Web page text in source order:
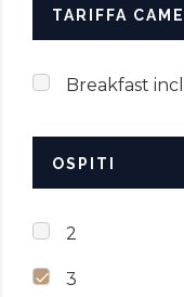
TARIFFA
Breakfast
OSPITI
2
3